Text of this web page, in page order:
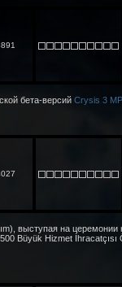
бета-версий Crysis 3
выступая на церемонии
Büyük Hizmet İhracatçısı